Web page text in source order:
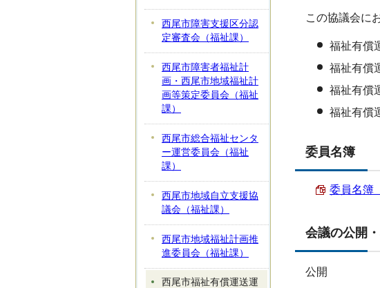
この協議会に
福祉有償
福祉有償
福祉有償
福祉有償
委員名簿
委員名簿
会議の公開
公開
西尾市障害支援区分認
定審査会（福祉課）
西尾市障害者福祉計
画・西尾市地域福祉計
画等策定委員会（福祉
課）
西尾市総合福祉センタ
ー運営委員会（福祉
課）
西尾市地域自立支援協
議会（福祉課）
西尾市地域福祉計画推
進委員会（福祉課）
西尾市福祉有償運送運